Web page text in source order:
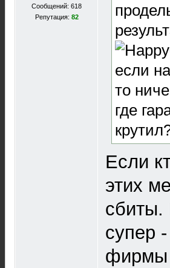
Сообщений: 618
Репутация: 82
если
то
где
Если
этих
сбиты.
супер
фирмы